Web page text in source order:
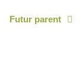
Futur parent